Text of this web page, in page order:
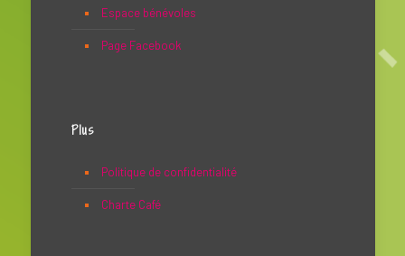
Espace bénévoles
Page Facebook
Plus
Politique de confidentialité
Charte Café